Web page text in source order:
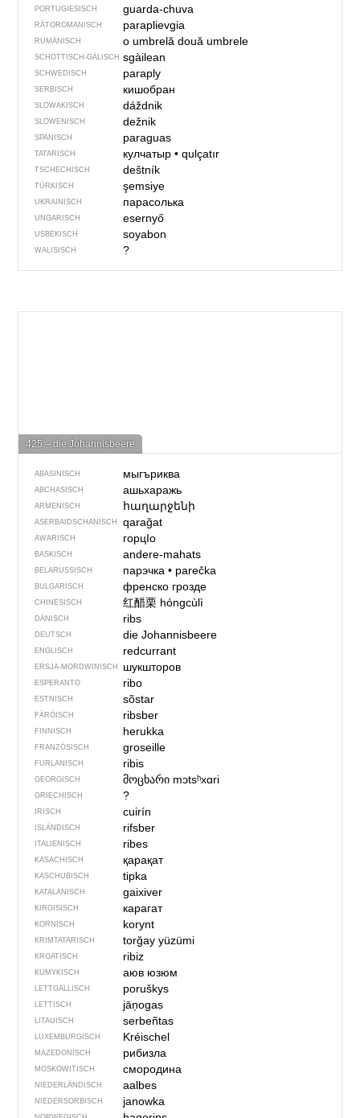
PORTUGIESISCH guarda-chuva
RÄTOROMANISCH paraplievgia
RUMÄNISCH o umbrelădouă umbrele
SCHOTTISCH-GÄLISCH sgàilean
SCHWEDISCH paraply
SERBISCH кишобран
SLOWAKISCH dáždnik
SLOWENISCH dežnik
SPANISCH paraguas
TATARISCH кулчатыр• qulçatır
TSCHECHISCH deštník
TÜRKISCH şemsiye
UKRAINISCH парасолька
UNGARISCH esernyő
USBEKISCH soyabon
WALISISCH ?
425 – die Johannisbeere
ABASINISCH мыгъриква
ABCHASISCH ашьхаражь
ARMENISCH հաղարջենի
ASERBAIDSCHANISCH qarağat
AWARISCH горцIо
BASKISCH andere-mahats
BELARUSSISCH парэчка• parečka
BULGARISCH френско грозде
CHINESISCH 红醋栗 hóngcùlì
DÄNISCH ribs
DEUTSCH die Johannisbeere
ENGLISCH redcurrant
ERSJA-MORDWINISCH шукшторов
ESPERANTO ribo
ESTNISCH sõstar
FÄRÖISCH ribsber
FINNISCH herukka
FRANZÖSISCH groseille
FURLANISCH ribis
GEORGISCH მოცხარი mɔtsʰxɑri
GRIECHISCH ?
IRISCH cuirín
ISLÄNDISCH rifsber
ITALIENISCH ribes
KASACHISCH қарақат
KASCHUBISCH tipka
KATALANISCH gaixiver
KIRGISISCH карагат
KORNISCH korynt
KRIMTATARISCH torğay yüzümi
KROATISCH ribiz
KUMYKISCH аюв юзюм
LETTGALLISCH poruškys
LETTISCH jāņogas
LITAUISCH serbeñtas
LUXEMBURGISCH Kréischel
MAZEDONISCH рибизла
MOSKOWITISCH смородина
NIEDERLÄNDISCH aalbes
NIEDERSORBISCH janowka